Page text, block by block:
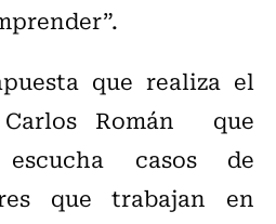
que realiza el
Carlos Román que
casos de
que trabajan en